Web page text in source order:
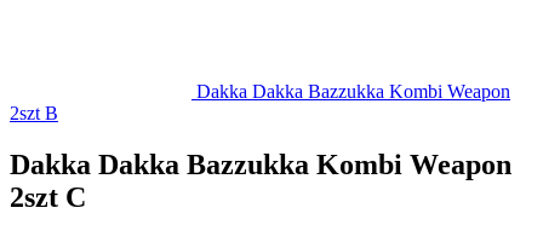
Dakka Dakka Bazzukka Kombi Weapon
2szt B
Dakka Dakka Bazzukka Kombi Weapon
2szt C